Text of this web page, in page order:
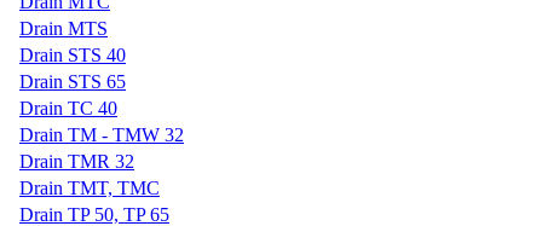
Drain MTS
Drain STS 40
Drain STS 65
Drain TC 40
Drain TM - TMW 32
Drain TMR 32
Drain TMT, TMC
Drain TP 50, TP 65